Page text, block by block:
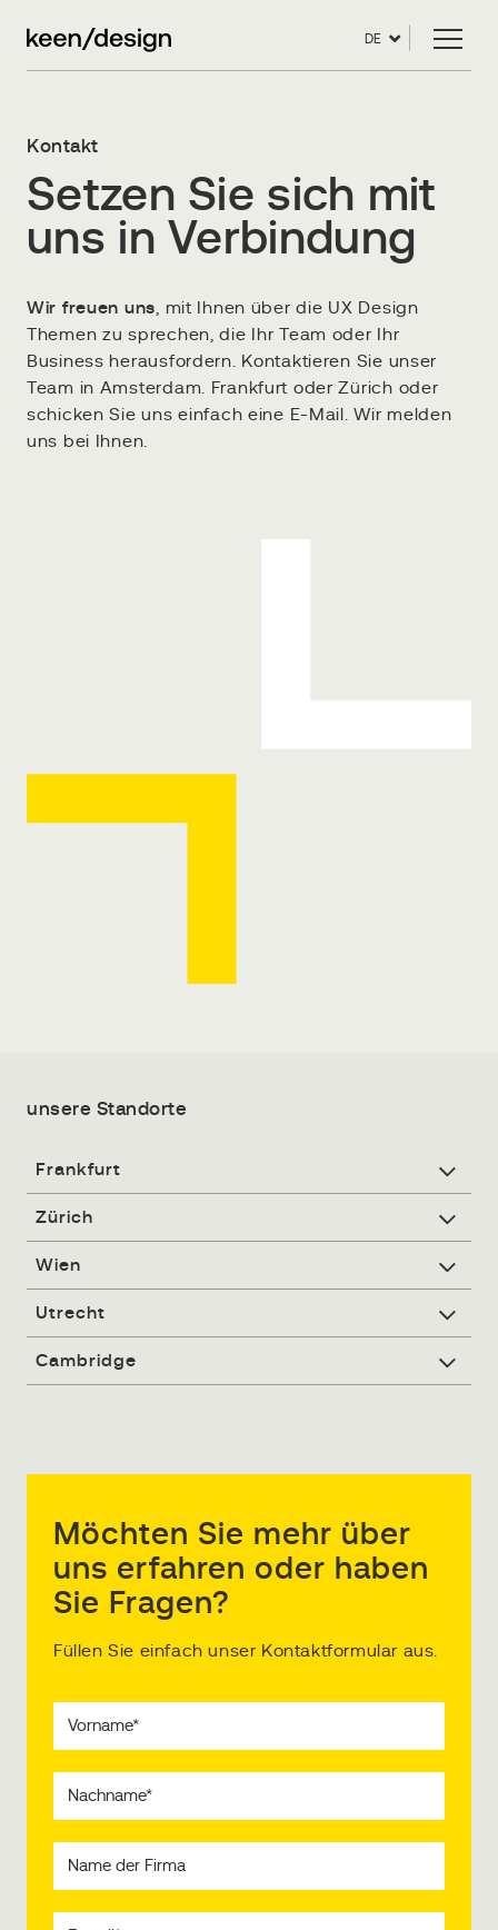
DE
Kontakt
Setzen Sie sich mit
uns in Verbindung
Wir freuen uns , mit Ihnen über die UX Design
Themen zu sprechen, die Ihr Team oder Ihr
Business herausfordern. Kontaktieren Sie unser
Team in Amsterdam. Frankfurt oder Zürich oder
schicken Sie uns einfach eine E-Mail. Wir melden
uns bei Ihnen.
unsere Standorte
Frankfurt
Zürich
Wien
Utrecht
Cambridge
Möchten Sie mehr über
uns erfahren oder haben
Sie Fragen?
Füllen Sie einfach unser Kontaktformular aus.